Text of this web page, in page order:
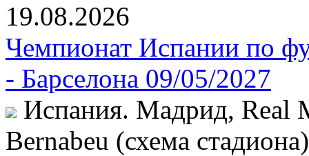
19.08.2026
Чемпионат Испании по
- Барселона 09/05/2027
Испания. Мадрид, Real
Bernabeu (схема стадиона)